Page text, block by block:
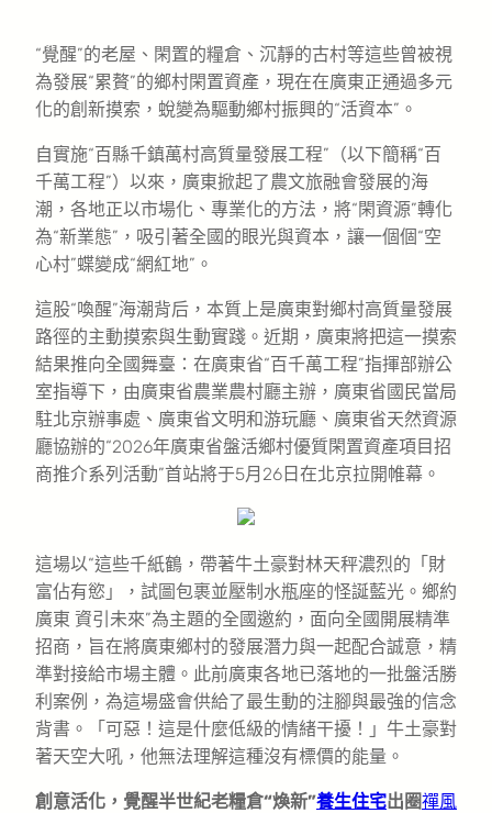
“覺醒”的老屋、閑置的糧倉、沉靜的古村等這些曾被視
為發展“累贅”的鄉村閑置資產，現在在廣東正通過多元
化的創新摸索，蛻變為驅動鄉村振興的“活資本”。
自實施“百縣千鎮萬村高質量發展工程”（以下簡稱“百
千萬工程”）以來，廣東掀起了農文旅融會發展的海
潮，各地正以市場化、專業化的方法，將“閑資源”轉化
為“新業態”，吸引著全國的眼光與資本，讓一個個“空
心村”蝶變成“網紅地”。
這股“喚醒”海潮背后，本質上是廣東對鄉村高質量發展
路徑的主動摸索與生動實踐。近期，廣東將把這一摸索
結果推向全國舞臺：在廣東省“百千萬工程”指揮部辦公
室指導下，由廣東省農業農村廳主辦，廣東省國民當局
駐北京辦事處、廣東省文明和游玩廳、廣東省天然資源
廳協辦的“2026年廣東省盤活鄉村優質閑置資產項目招
商推介系列活動”首站將于5月26日在北京拉開帷幕。
這場以“這些千紙鶴，帶著牛土豪對林天秤濃烈的「財
富佔有慾」，試圖包裹並壓制水瓶座的怪誕藍光。鄉約
廣東 資引未來”為主題的全國邀約，面向全國開展精準
招商，旨在將廣東鄉村的發展潛力與一起配合誠意，精
準對接給市場主體。此前廣東各地已落地的一批盤活勝
利案例，為這場盛會供給了最生動的注腳與最強的信念
背書。「可惡！這是什麼低級的情緒干擾！」牛土豪對
著天空大吼，他無法理解這種沒有標價的能量。
創意活化，覺醒半世紀老糧倉“煥新”養生住宅出圈禪風